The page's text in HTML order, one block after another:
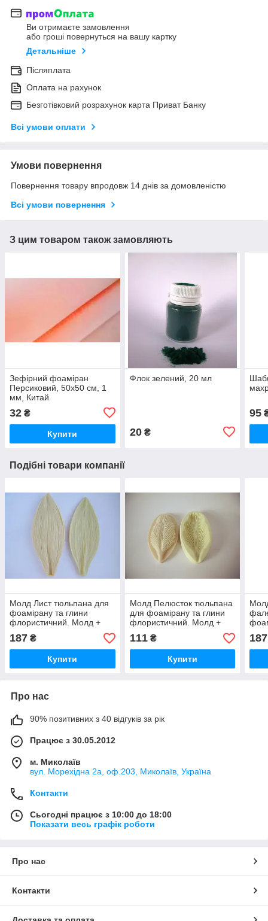
Ви отримаєте замовлення
або гроші повернуться на вашу картку
Детальніше
Післяплата
Оплата на рахунок
Безготівковий розрахунок карта Приват Банку
Всі умови оплати
Умови повернення
Повернення товару впродовж 14 днів за домовленістю
Всі умови повернення
З цим товаром також замовляють
Зефірний фоаміран
Персиковий, 50x50 см, 1
мм, Китай
32 ₴
Купити
Флок зелений, 20 мл
20₴
95
Подібні товари компанії
Молд Лист тюльпана для
фоамірану та глини
флористичний. Молд +
вайнер
187 ₴
Купити
Молд Пелюсток тюльпана
для фоамірану та глини
флористичний. Молд +
вайнер
111₴
Купити
187
Про нас
90% позитивних з 40 відгуків за рік
Працює з 30.05.2012
м. Миколаїв
вул. Морехідна 2а, оф.203, Миколаїв, Україна
Контакти
Сьогодні працює з 10:00 до 18:00
Показати весь графік роботи
Про нас
Контакти